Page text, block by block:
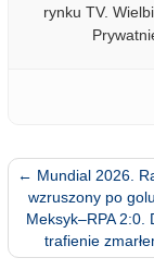
rynku TV.
← Mundial 2026.
wzruszony po
Meksyk–RPA 2:0.
trafienie